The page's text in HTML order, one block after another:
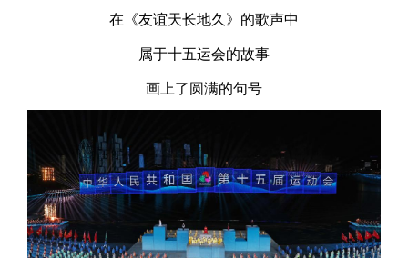
在《友谊天长地久》的歌声中
属于十五运会的故事
画上了圆满的句号